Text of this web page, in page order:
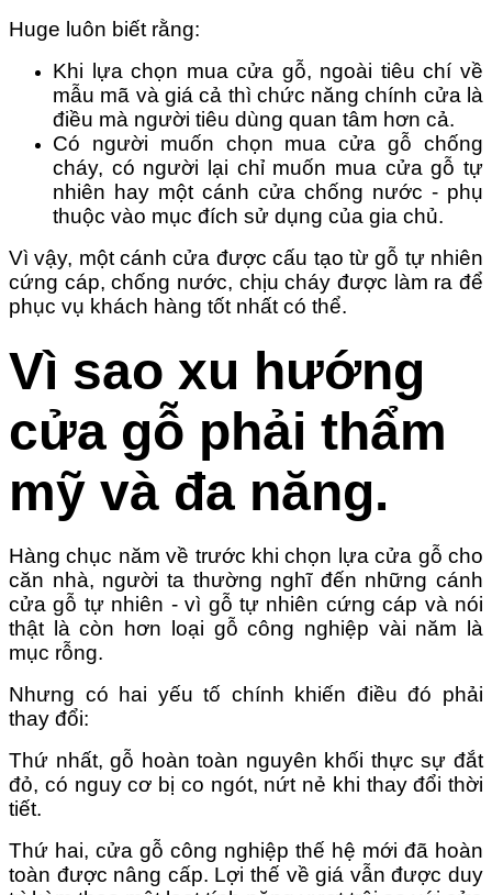
Huge luôn biết rằng:
Khi lựa chọn mua cửa gỗ, ngoài tiêu chí về
mẫu mã và giá cả thì chức năng chính cửa là
điều mà người tiêu dùng quan tâm hơn cả.
Có người muốn chọn mua cửa gỗ chống
cháy, có người lại chỉ muốn mua cửa gỗ tự
nhiên hay một cánh cửa chống nước - phụ
thuộc vào mục đích sử dụng của gia chủ.
Vì vậy, một cánh cửa được cấu tạo từ gỗ tự nhiên
cứng cáp, chống nước, chịu cháy được làm ra để
phục vụ khách hàng tốt nhất có thể.
Vì sao xu hướng
cửa gỗ phải thẩm
mỹ và đa năng.
Hàng chục năm về trước khi chọn lựa cửa gỗ cho
căn nhà, người ta thường nghĩ đến những cánh
cửa gỗ tự nhiên - vì gỗ tự nhiên cứng cáp và nói
thật là còn hơn loại gỗ công nghiệp vài năm là
mục rỗng.
Nhưng có hai yếu tố chính khiến điều đó phải
thay đổi:
Thứ nhất, gỗ hoàn toàn nguyên khối thực sự đắt
đỏ, có nguy cơ bị co ngót, nứt nẻ khi thay đổi thời
tiết.
Thứ hai, cửa gỗ công nghiệp thế hệ mới đã hoàn
toàn được nâng cấp. Lợi thế về giá vẫn được duy